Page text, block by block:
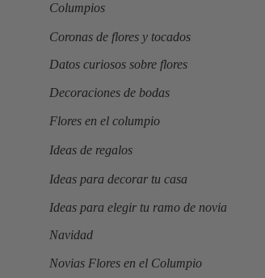
Columpios
Coronas de flores y tocados
Datos curiosos sobre flores
Decoraciones de bodas
Flores en el columpio
Ideas de regalos
Ideas para decorar tu casa
Ideas para elegir tu ramo de novia
Navidad
Novias Flores en el Columpio